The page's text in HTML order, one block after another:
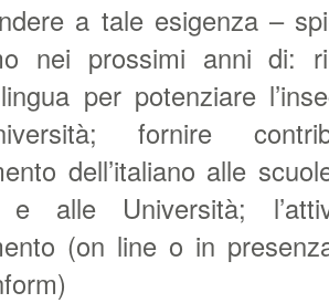
a tale esigenza –
nei prossimi anni di:
per potenziare
fornire
dell’italiano alle
e alle Università;
(on line o in